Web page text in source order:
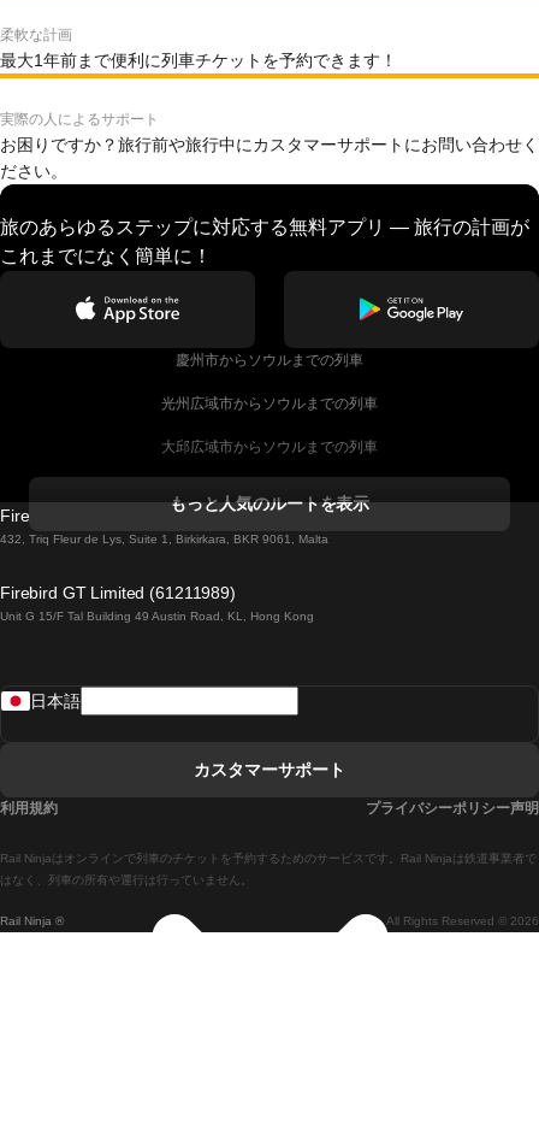
柔軟な計画
最大1年前まで便利に列車チケットを予約できます！
実際の人によるサポート
お困りですか？旅行前や旅行中にカスタマーサポートにお問い合わせく
ださい。
旅のあらゆるステップに対応する無料アプリ — 旅行の計画が
これまでになく簡単に！
慶州市からソウルまでの列車
光州広域市からソウルまでの列車
大邱広域市からソウルまでの列車
ダブリンからゴールウェイまでの列車
ローマからナポリまでの列車
マドリードからセビリアまでの列車
マドリードからアリカンテまでの列車
もっと人気のルートを表示
Firebird GT Limited (OC 1451)
432, Triq Fleur de Lys, Suite 1, Birkirkara, BKR 9061, Malta
Firebird GT Limited (61211989)
Unit G 15/F Tal Building 49 Austin Road, KL, Hong Kong
Rail Ninja ® All Rights Reserved © 2026
Rail Ninjaはオンラインで列車のチケットを予約するためのサービスです。Rail Ninjaは鉄道事業者で
はなく、列車の所有や運行は行っていません。
日本語
カスタマーサポート
利用規約 プライバシーポリシー声明